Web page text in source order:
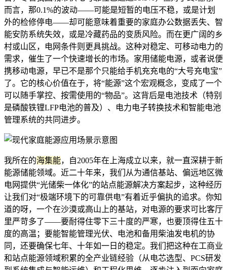
而言，那0.1%的波动——可能是短暂的电压不稳，或是计划
外的检修停电——却可能意味着重要的家庭办公数据丢失、智
能安防系统失效，或是冷藏药品的变质风险。而在更广阔的乡
村或山区，电网条件则更具挑战。这种对稳定、可移动电力的
需求，催生了一个快速增长的市场。家用储能电源，或者说便
携移动电源，早已不是那个只能给手机充充电的“大号充电宝”
了。它的核心价值在于，将“能源”这个宏观概念，变成了一个
可以随手掌控、按需使用的“物品”。这背后是电池技术（特别
是磷酸铁锂LFP电池的普及）、电力电子转换技术和智能电池
管理系统的共同进步。
我所在的海集能，自2005年在上海成立以来，就一直深耕于新
能源储能领域。近二十年来，我们从为通信基站、偏远地区微
电网提供“光储柴一体化”的站点能源解决方案起步，这种经历
让我们对“极端环境下的可靠供电”有着近乎偏执的追求。你知
道的呀，一个在沙漠或高山上的基站，对电源的要求可比客厅
里严苛多了——要耐得住零下三十度的严寒，也要顶得住五十
度的高温；要能智能管理光伏、电池和备用柴油发电机的协
同，还要确保七年、十年如一日的稳定。我们把这种在工商业
和站点能源领域积累的全产业链经验（从电芯选型、PCS研发